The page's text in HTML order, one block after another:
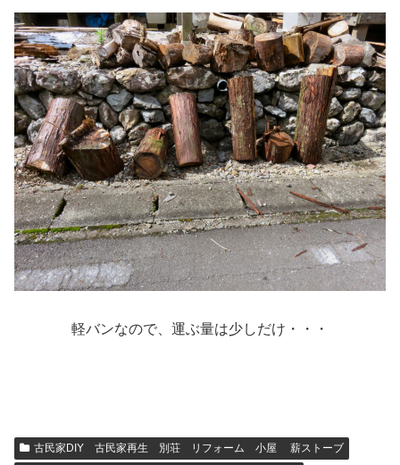
軽バンなので、運ぶ量は少しだけ・・・
古民家DIY 古民家再生 別荘 リフォーム 小屋 薪ストーブ